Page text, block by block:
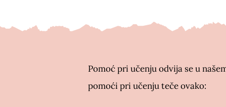
Pomoć pri učenju odvija se u
pomoći pri učenju teče ovako: